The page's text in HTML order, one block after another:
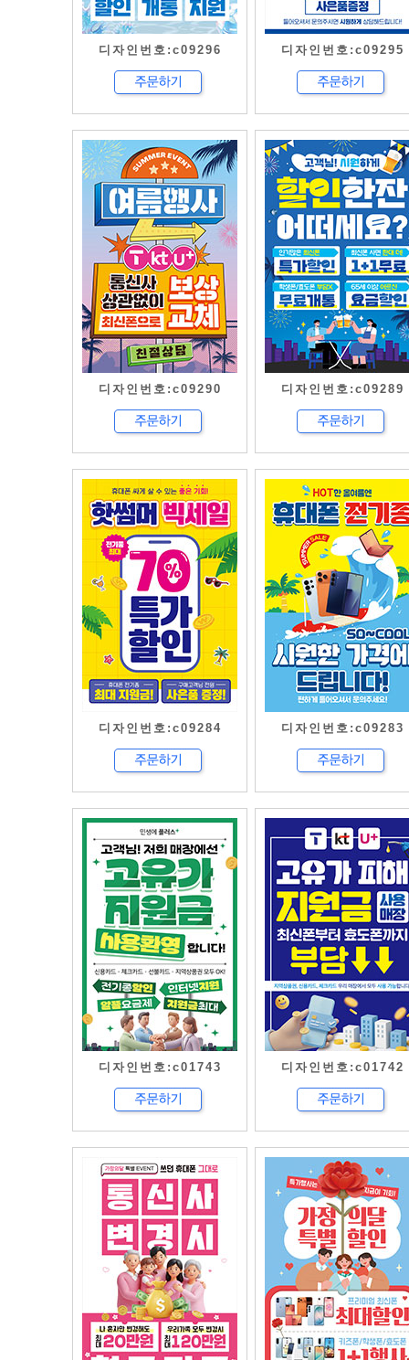
디자인번호:c09296 디자인번호:c09295
디자인번호:c09290 디자인번호:c09289
디자인번호:c09284 디자인번호:c09283
디자인번호:c01743 디자인번호:c01742